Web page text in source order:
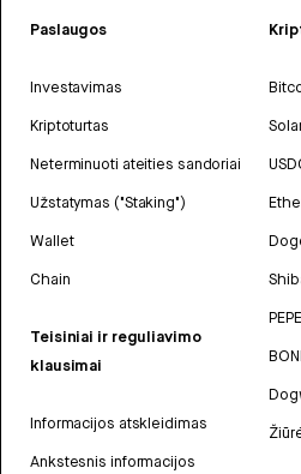
Paslaugos
Investavimas
Kriptoturtas
Neterminuoti ateities sandoriai
Užstatymas ("Staking")
Wallet
Chain
Teisiniai ir reguliavimo
klausimai
Informacijos atskleidimas
Ankstesnis informacijos